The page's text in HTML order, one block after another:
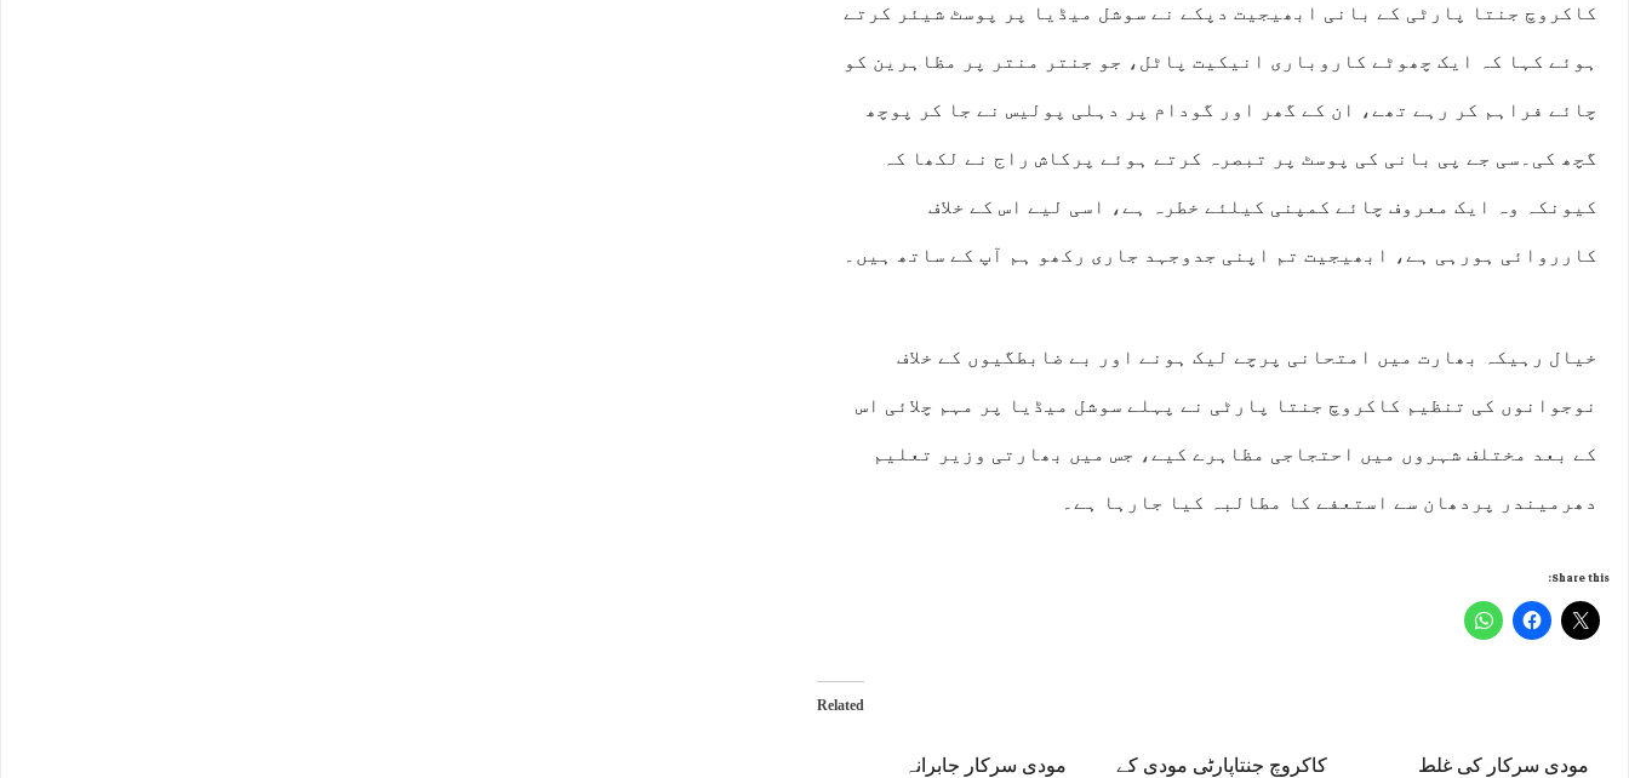
کاکروچ جنتا پارٹی کے بانی ابھیجیت دپکے نے سوشل میڈیا پر پوسٹ شیئر کرتے
ہوئے کہا کہ ایک چھوٹے کاروباری انیکیت پاٹل، جو جنتر منتر پر مظاہرین کو
چائے فراہم کر رہے تھے، ان کے گھر اور گودام پر دہلی پولیس نے جا کر پوچھ
گچھ کی۔سی جے پی بانی کی پوسٹ پر تبصرہ کرتے ہوئے پرکاش راج نے لکھا کہ
کیونکہ وہ ایک معروف چائے کمپنی کیلئے خطرہ ہے، اسی لیے اس کے خلاف
کارروائی ہورہی ہے، ابھیجیت تم اپنی جدوجہد جاری رکھو ہم آپ کے ساتھ ہیں۔
خیال رہیکہ بھارت میں امتحانی پرچے لیک ہونے اور بے ضابطگیوں کے خلاف
نوجوانوں کی تنظیم کاکروچ جنتا پارٹی نے پہلے سوشل میڈیا پر مہم چلائی اس
کے بعد مختلف شہروں میں احتجاجی مظاہرے کیے، جس میں بھارتی وزیر تعلیم
دھرمیندر پردھان سے استعفے کا مطالبہ کیا جارہا ہے۔
Share this:
Related
مودی سرکار جابرانہ کاکروچ جنتاپارٹی مودی کے مودی سرکار کی غلط